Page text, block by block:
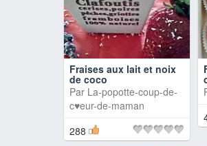
Fraises aux lait et noix
de coco
Par La-popotte-coup-de-
c♥eur-de-maman
288